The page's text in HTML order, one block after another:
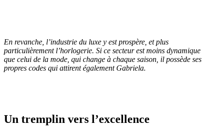
En revanche, l’industrie du luxe y est prospère, et plus
particulièrement l’horlogerie. Si ce secteur est moins dynamique
que celui de la mode, qui change à chaque saison, il possède ses
propres codes qui attirent également Gabriela.
Un tremplin vers l’excellence